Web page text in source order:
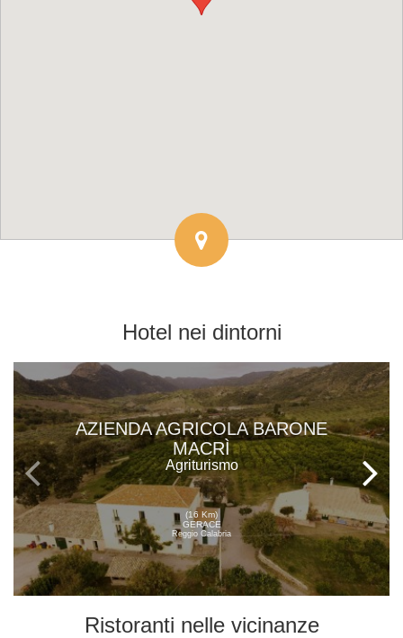
Hotel nei dintorni
AZIENDA AGRICOLA BARONE
MACRÌ
Agriturismo
(16 Km)
GERACE
Reggio Calabria
Ristoranti nelle vicinanze